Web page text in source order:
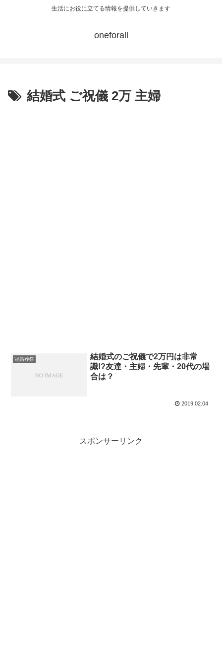
生活にお役に立てる情報を提供していきます
oneforall
結婚式 ご祝儀 2万 主婦
冠婚葬祭
結婚式のご祝儀で2万円は非常
識!?友達・主婦・先輩・20代の場
合は？
2019.02.04
スポンサーリンク